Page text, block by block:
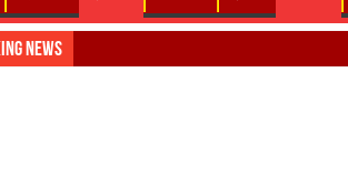
News